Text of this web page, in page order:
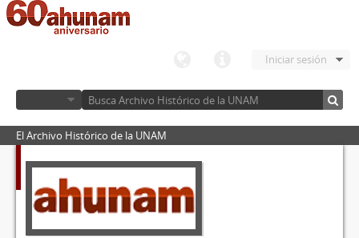
Iniciar sesión
El Archivo Histórico de la UNAM